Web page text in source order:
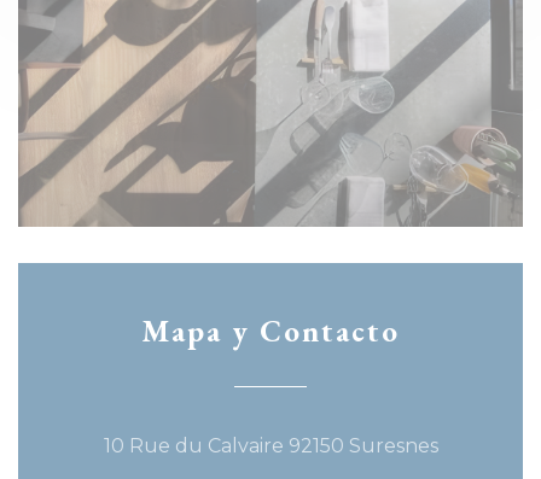
Mapa y Contacto
10 Rue du Calvaire 92150 Suresnes((abre en